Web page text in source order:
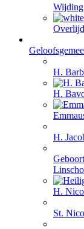
H.
H.
H.
H.
St.